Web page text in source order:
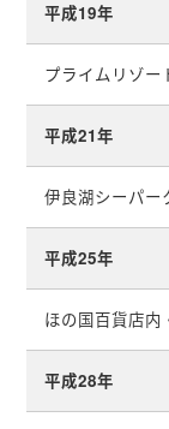
平成19年
プライムリゾ
平成21年
伊良湖シーパ
平成25年
ほの国百貨店
平成28年